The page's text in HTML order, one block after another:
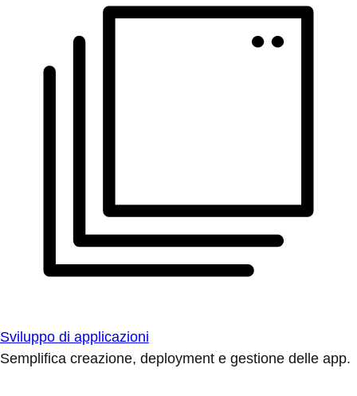
Sviluppo di applicazioni
Semplifica creazione, deployment e gestione delle app.